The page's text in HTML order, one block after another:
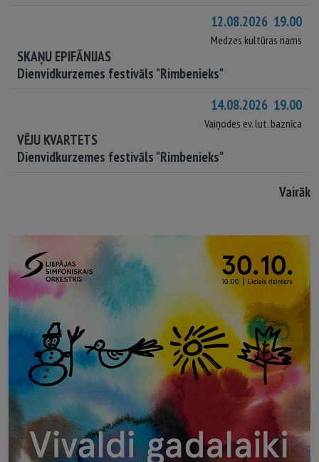
12.08.2026 19.00
Medzes kultūras nams
SKAŅU EPIFĀNIJAS
Dienvidkurzemes festivāls "Rimbenieks"
14.08.2026 19.00
Vaiņodes ev. lut. baznīca
VĒJU KVARTETS
Dienvidkurzemes festivāls "Rimbenieks"
Vairāk